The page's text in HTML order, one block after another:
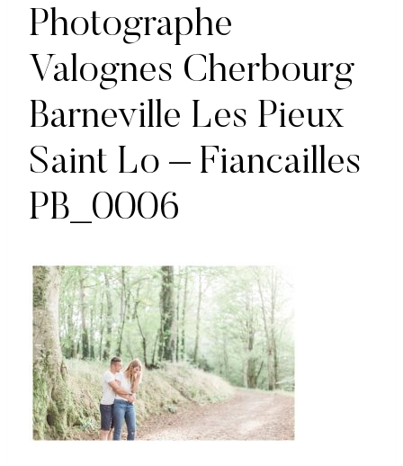
Photographe
Valognes Cherbourg
Barneville Les Pieux
Saint Lo – Fiancailles
PB_0006